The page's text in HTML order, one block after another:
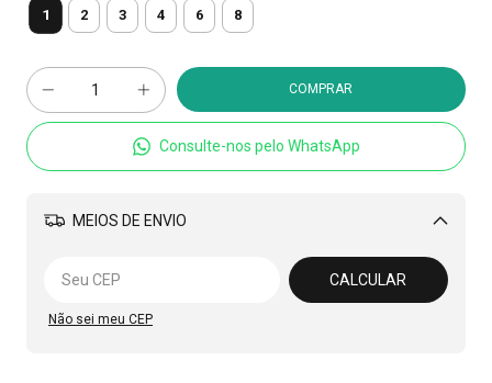
1 2 3 4 6 8
Consulte-nos pelo WhatsApp
MEIOS DE ENVIO
Alterar CEP
CALCULAR
Não sei meu CEP